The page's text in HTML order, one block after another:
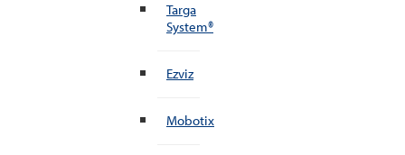
Targa
System®
Ezviz
Mobotix